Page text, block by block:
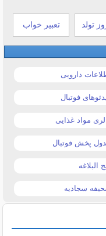
تولد تعبیر خواب
دارویی
فوتبال
مواد غذایی
پخش فوتبال
البلاغه
سجادیه